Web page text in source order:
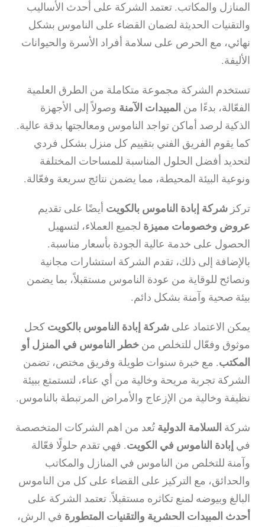
المنازل والمكاتب. تعتمد الشركة على أحدث الأساليب
والتقنيات الحديثة لضمان القضاء على الناموس بشكل
نهائي، مع الحرص على سلامة أفراد الأسرة والحيوانات
الأليفة.
تستخدم الشركة مجموعة متكاملة من الطرق العلمية
الفعّالة، بدءًا من المبيدات الآمنة وصولاً إلى الأجهزة
الذكية لرصد أماكن تواجد الناموس ومعالجتها بدقة عالية.
كما يقوم الفريق الفني بتقييم كل منزل بشكل فردي
لتحديد أفضل الحلول المناسبة للمساحات المختلفة
ونوعية البيئة المحيطة، مما يضمن نتائج سريعة وفعّالة.
تركز شركة إبادة الناموس بالكويت أيضًا على تقديم
عروض وخصومات مميزة لجميع العملاء، لتسهيل
الحصول على خدمة عالية الجودة بأسعار مناسبة.
بالإضافة إلى ذلك، تقدم الشركة استشارات مجانية
ونصائح للوقاية من عودة الناموس مستقبلاً، بما يضمن
بيئة صحية وآمنة بشكل دائم.
يمكن الاعتماد على شركة إبادة الناموس بالكويت كحل
موثوق وفعّال للتخلص من خطر الناموس في المنزل أو
المكتب. مع خبرة سنوات طويلة وفريق مختص، تضمن
الشركة تجربة مريحة وخالية من أي عناء، لتستمتع ببيئة
نظيفة وخالية من الإزعاج والأمراض المرتبطة بالناموس.
شركة السلامة الدولية تُعد من اهم الشركات المتخصصة
في إبادة الناموس في الكويت. فهي تقدم حلولًا فعّالة
وآمنة للتخلص من الناموس في المنازل والمكاتب
والحدائق، مع التركيز على القضاء على كل من الناموس
البالغ وبيوضه لمنع تكاثره مستقبلاً. تعتمد الشركة على
أحدث المبيدات الحشرية والتقنيات المتطورة في الرش،